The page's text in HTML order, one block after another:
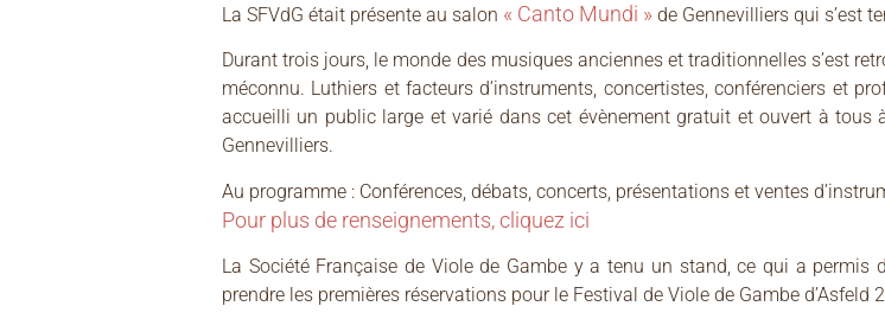
La SFVdG était présente au salon « Canto Mundi » de Gennevilliers qui s’est
Durant trois jours, le monde des musiques anciennes et traditionnelles s’est
méconnu. Luthiers et facteurs d’instruments, concertistes, conférenciers et
accueilli un public large et varié dans cet évènement gratuit et ouvert à tous
Gennevilliers.
Au programme : Conférences, débats, concerts, présentations et ventes
Pour plus de renseignements, cliquez ici
La Société Française de Viole de Gambe y a tenu un stand, ce qui a permis
prendre les premières réservations pour le Festival de Viole de Gambe